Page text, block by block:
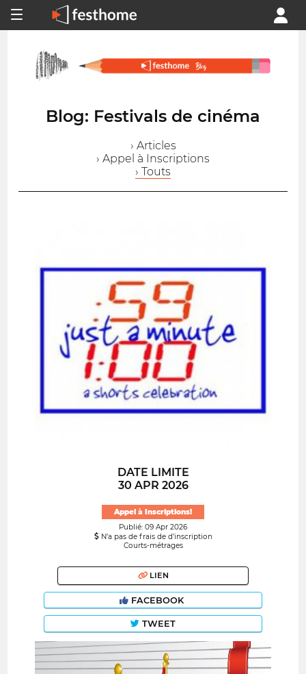
Blog: Festivals de cinéma
› Articles
› Appel à Inscriptions
› Touts
DATE LIMITE
30 APR 2026
Appel à Inscriptions!
Publié: 09 Apr 2026
N’a pas de frais de d’inscription
Courts-métrages
LIEN
FACEBOOK
TWEET